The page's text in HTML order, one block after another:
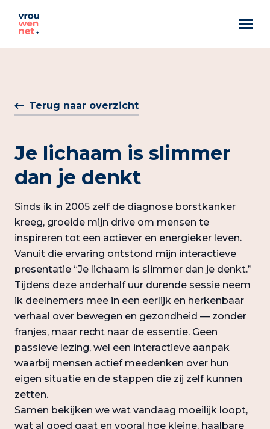
Best Pittig
Terug naar overzicht
Je lichaam is slimmer
dan je denkt
Sinds ik in 2005 zelf de diagnose borstkanker
kreeg, groeide mijn drive om mensen te
inspireren tot een actiever en energieker leven.
Vanuit die ervaring ontstond mijn interactieve
presentatie “Je lichaam is slimmer dan je denkt.”
Tijdens deze anderhalf uur durende sessie neem
ik deelnemers mee in een eerlijk en herkenbaar
verhaal over bewegen en gezondheid — zonder
franjes, maar recht naar de essentie. Geen
passieve lezing, wel een interactieve aanpak
waarbij mensen actief meedenken over hun
eigen situatie en de stappen die zij zelf kunnen
zetten.
Samen bekijken we wat vandaag moeilijk loopt,
wat al goed gaat en vooral hoe kleine, haalbare